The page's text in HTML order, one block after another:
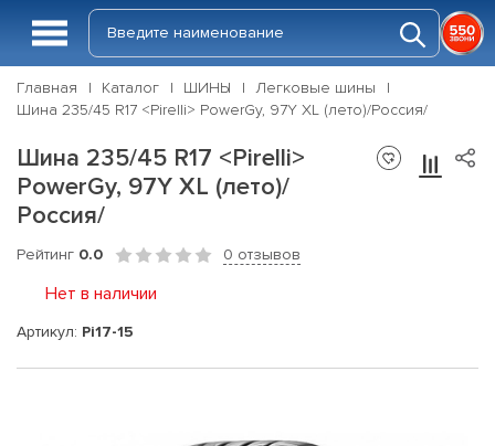
Главная Каталог ШИНЫ
Легковые шины
Шина 235/45 R17 <Pirelli> PowerGy, 97Y XL (лето)/Россия/
Шина 235/45 R17 <Pirelli>
PowerGy, 97Y XL (лето)/
Россия/
Рейтинг 0.0 0 отзывов
Нет в наличии
Артикул: Pi17-15